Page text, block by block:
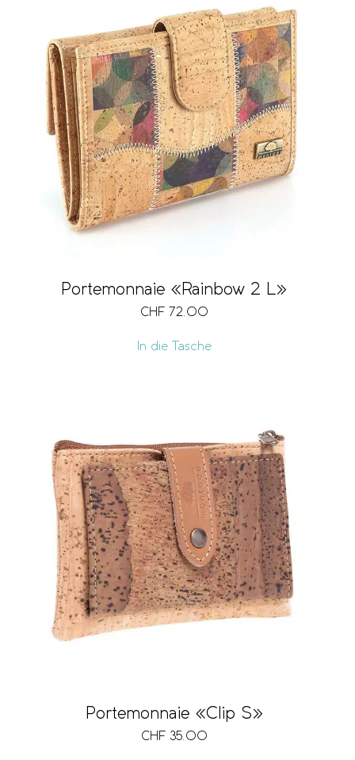
Portemonnaie «Rainbow 2 L»
CHF 72.00
In die Tasche
Portemonnaie «Clip S»
CHF 35.00